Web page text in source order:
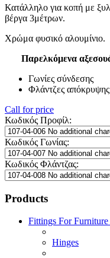
Κατάλληλο για κοπή με
βέργα 3μέτρων.
Χρώμα φυσικό αλουμίνιο.
Παρελκόμενα
Γωνίες σύνδεσης
Φλάντζες απόκρυψης
Call for price
Κωδικός Προφίλ:
Κωδικός Γωνίας:
Κωδικός Φλάντζας:
Products
Fittings For
Hinges